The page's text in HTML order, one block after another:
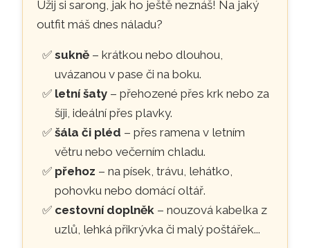
Užij si sarong, jak ho ještě neznáš! Na jaký
outfit máš dnes náladu?
sukně– krátkou nebo dlouhou,
uvázanou v pase či na boku.
letní šaty– přehozené přes krk nebo za
šíji, ideální přes plavky.
šála či pléd – přes ramena v letním
větru nebo večerním chladu.
přehoz – na písek, trávu, lehátko,
pohovku nebo domácí oltář.
cestovní doplněk – nouzová kabelka z
uzlů, lehká přikrývka či malý poštářek...